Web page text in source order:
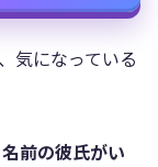
気になっている
前の彼氏がい